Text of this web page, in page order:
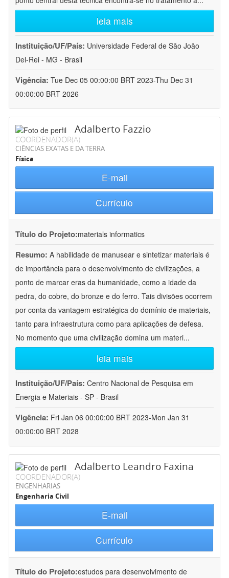
leia mais
Instituição/UF/País: Universidade Federal de São João
Del-Rei - MG - Brasil
Vigência: Tue Dec 05 00:00:00 BRT 2023-Thu Dec 31
00:00:00 BRT 2026
Adalberto Fazzio
COORDENADOR(A)
CIÊNCIAS EXATAS E DA TERRA
Física
E-mail
Currículo
Título do Projeto:materials informatics
Resumo: A habilidade de manusear e sintetizar materiais é
de importância para o desenvolvimento de civilizações, a
ponto de marcar eras da humanidade, como a idade da
pedra, do cobre, do bronze e do ferro. Tais divisões ocorrem
por conta da vantagem estratégica do domínio de materiais,
tanto para infraestrutura como para aplicações de defesa.
No momento que uma civilização domina um materi...
leia mais
Instituição/UF/País: Centro Nacional de Pesquisa em
Energia e Materiais - SP - Brasil
Vigência: Fri Jan 06 00:00:00 BRT 2023-Mon Jan 31
00:00:00 BRT 2028
Adalberto Leandro Faxina
COORDENADOR(A)
ENGENHARIAS
Engenharia Civil
E-mail
Currículo
Título do Projeto:estudos para desenvolvimento de